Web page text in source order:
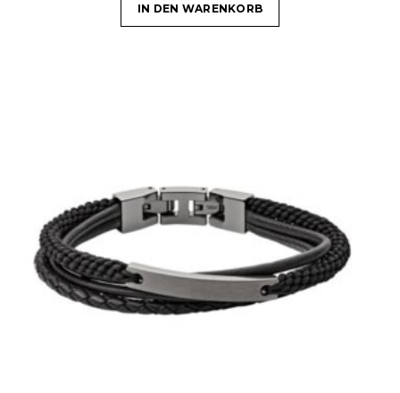
IN DEN WARENKORB